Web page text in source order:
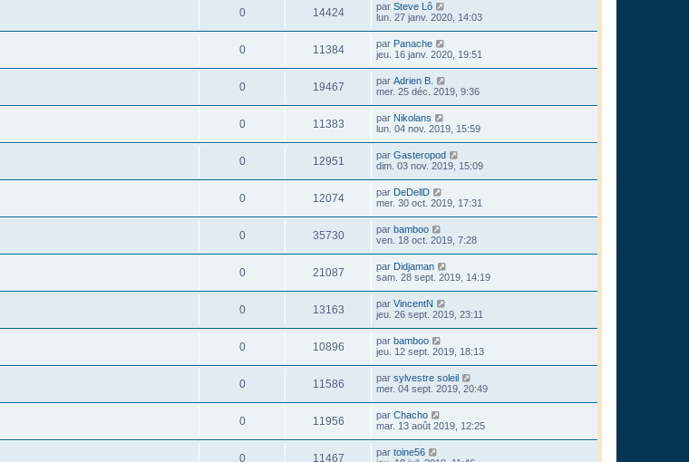
0 14424 par Steve Lô
lun. 27 janv. 2020, 14:03
0 11384 par Panache
jeu. 16 janv. 2020, 19:51
0 19467 par Adrien B.
mer. 25 déc. 2019, 9:36
0 11383 par Nikolans
lun. 04 nov. 2019, 15:59
0 12951 par Gasteropod
dim. 03 nov. 2019, 15:09
0 12074 par DeDellD
mer. 30 oct. 2019, 17:31
0 35730 par bamboo
ven. 18 oct. 2019, 7:28
0 21087 par Didjaman
sam. 28 sept. 2019, 14:19
0 13163 par VincentN
jeu. 26 sept. 2019, 23:11
0 10896 par bamboo
jeu. 12 sept. 2019, 18:13
0 11586 par sylvestre soleil
mer. 04 sept. 2019, 20:49
0 11956 par Chacho
mar. 13 août 2019, 12:25
0 11467 par toine56